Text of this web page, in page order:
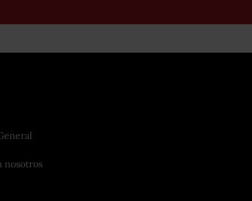
nosotros